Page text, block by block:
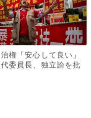
権「安心して良い」
委員長、独立論を批